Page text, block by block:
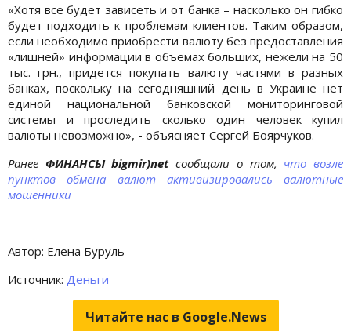
«Хотя все будет зависеть и от банка – насколько он гибко
будет подходить к проблемам клиентов. Таким образом,
если необходимо приобрести валюту без предоставления
«лишней» информации в объемах больших, нежели на 50
тыс. грн., придется покупать валюту частями в разных
банках, поскольку на сегодняшний день в Украине нет
единой национальной банковской мониторинговой
системы и проследить сколько один человек купил
валюты невозможно», - объясняет Сергей Боярчуков.
Ранее ФИНАНСЫ bigmir)netсообщали о том, что возле
пунктов обмена валют активизировались валютные
мошенники
Автор: Елена Буруль
Источник: Деньги
Читайте нас в Google.News